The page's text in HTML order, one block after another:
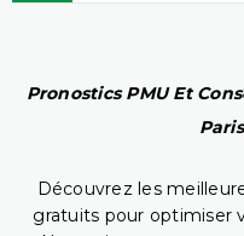
Pronostics PMU Et
Découvrez les
gratuits pour optimiser